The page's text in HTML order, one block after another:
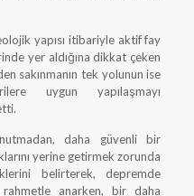
yapısı itibariyle aktif fay
yer aldığına dikkat çeken
sakınmanın tek yolunun ise
uygun yapılaşmayı
daha güvenli bir
yerine getirmek zorunda
belirterek, depremde
rahmetle anarken, bir daha